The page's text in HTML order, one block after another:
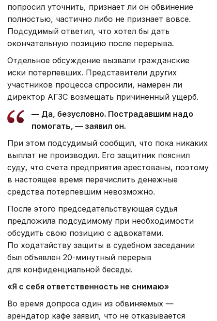
попросил уточнить, признает ли он обвинение
полностью, частично либо не признает вовсе.
Подсудимый ответил, что хотел бы дать
окончательную позицию после перерыва.
Отдельное обсуждение вызвали гражданские
иски потерпевших. Представители других
участников процесса спросили, намерен ли
директор АГЗС возмещать причиненный ущерб.
— Да, безусловно. Пострадавшим надо
помогать, — заявил он.
При этом подсудимый сообщил, что пока никаких
выплат не производил. Его защитник пояснил
суду, что счета предприятия арестованы, поэтому
в настоящее время перечислить денежные
средства потерпевшим невозможно.
После этого председательствующая судья
предложила подсудимому при необходимости
обсудить свою позицию с адвокатами.
По ходатайству защиты в судебном заседании
был объявлен 20-минутный перерыв
для конфиденциальной беседы.
«Я с себя ответственность не снимаю»
Во время допроса один из обвиняемых —
арендатор кафе заявил, что не отказывается